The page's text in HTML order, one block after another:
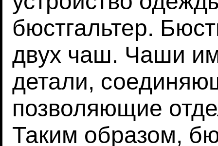
бюстгальтер.
двух чаш. Чаши
детали,
позволяющие
Таким образом,